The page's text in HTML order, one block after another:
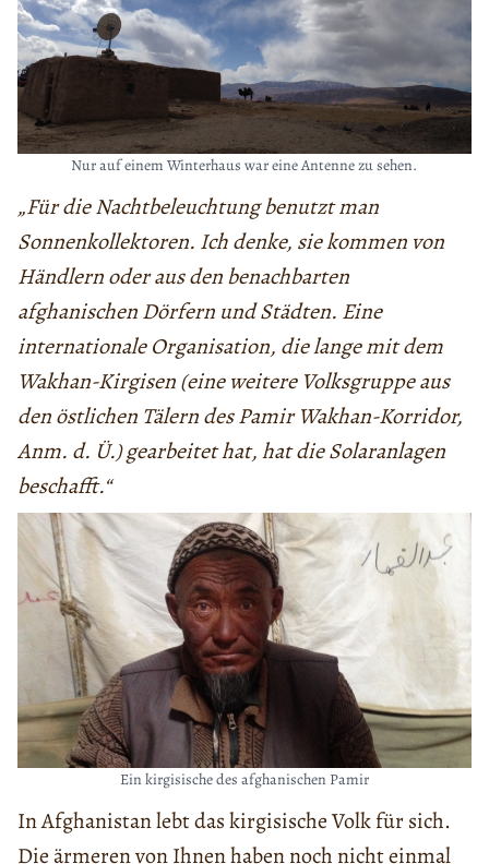
Nur auf einem Winterhaus war eine Antenne zu sehen.
„Für die Nachtbeleuchtung benutzt man
Sonnenkollektoren. Ich denke, sie kommen von
Händlern oder aus den benachbarten
afghanischen Dörfern und Städten. Eine
internationale Organisation, die lange mit dem
Wakhan-Kirgisen (eine weitere Volksgruppe aus
den östlichen Tälern des Pamir Wakhan-Korridor,
Anm. d. Ü.) gearbeitet hat, hat die Solaranlagen
beschafft.“
Ein kirgisische des afghanischen Pamir
In Afghanistan lebt das kirgisische Volk für sich.
Die ärmeren von Ihnen haben noch nicht einmal